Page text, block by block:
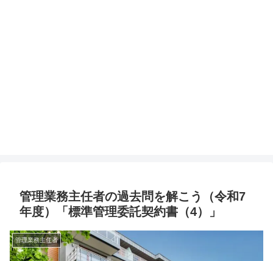
管理業務主任者の過去問を解こう（令和7
年度）「標準管理委託契約書（4）」
管理業務主任者